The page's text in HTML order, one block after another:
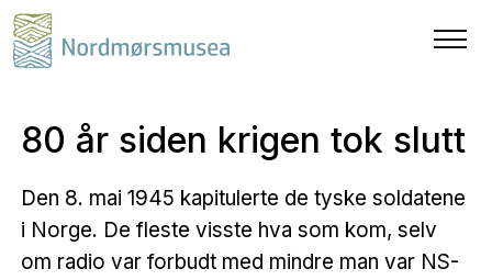
80 år siden krigen tok slutt
Den 8. mai 1945 kapitulerte de tyske soldatene
i Norge. De fleste visste hva som kom, selv
om radio var forbudt med mindre man var NS-